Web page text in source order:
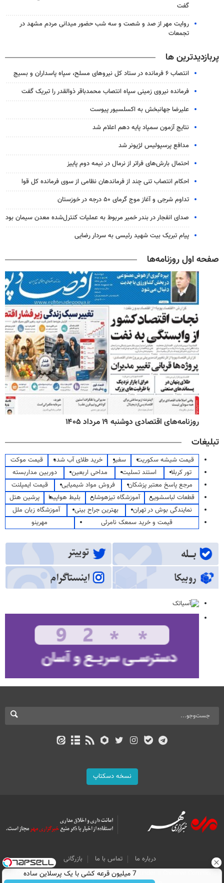
گفت
روایت مهر از صد و شصت و سه شب حضور میدانی مردم مشهد در
تجمعات
پربازدیدترین ها
انتصاب ۶ فرمانده در ستاد کل نیروهای مسلح، سپاه پاسداران و بسیج
فرمانده نیروی زمینی سپاه انتصاب محمدباقر ذوالقدر را تبریک گفت
علیرضا جهانبخش به اکسلسیور پیوست
نتایج آزمون سمپاد پایه دهم اعلام شد
مدافع پرسپولیس لژیونر شد
احتمال بارش‌های فراتر از نرمال در نیمه دوم پاییز
احکام انتصاب تنی چند از فرماندهان نظامی از سوی فرمانده کل قوا
تداوم شرجی و آغاز موج گرمای ۵۰ درجه در خوزستان
صدای انفجار در بندر خمیر مربوط به عملیات کنترل‌شده معدن سیمان بود
پیام تبریک بیت شهید رئیسی به سردار رضایی
صفحه اول روزنامه‌ها
روزنامه‌های اقتصادی دوشنبه ۱۹ مرداد ۱۴۰۵
تبلیغات
قیمت شیشه سکوریت سفیر خرید طلای آب شده
قیمت موکت
تور کربلا
استند تسلیت مداحی اربعین
دوربین مداربسته
مرجع پاسخ معتبر پزشکان
فروش مواد شیمیایی
قیمت ایمپلنت
قطعات لباسشویی
آموزشگاه تیزهوشان بلیط هواپیما
پرشین هتل
نمایندگی بوش در تهران
بهترین جراح بینی
آموزشگاه زبان ملل
قیمت و خرید سمعک نامرئی
مهرینو
نسخه دسکتاپ
درباره ما تماس با ما
بازرگانی
All Content by Mehr News Agency is licensed under a Creative Commons
7 میلیون قرعه کشی با یک پرسلاین ساده